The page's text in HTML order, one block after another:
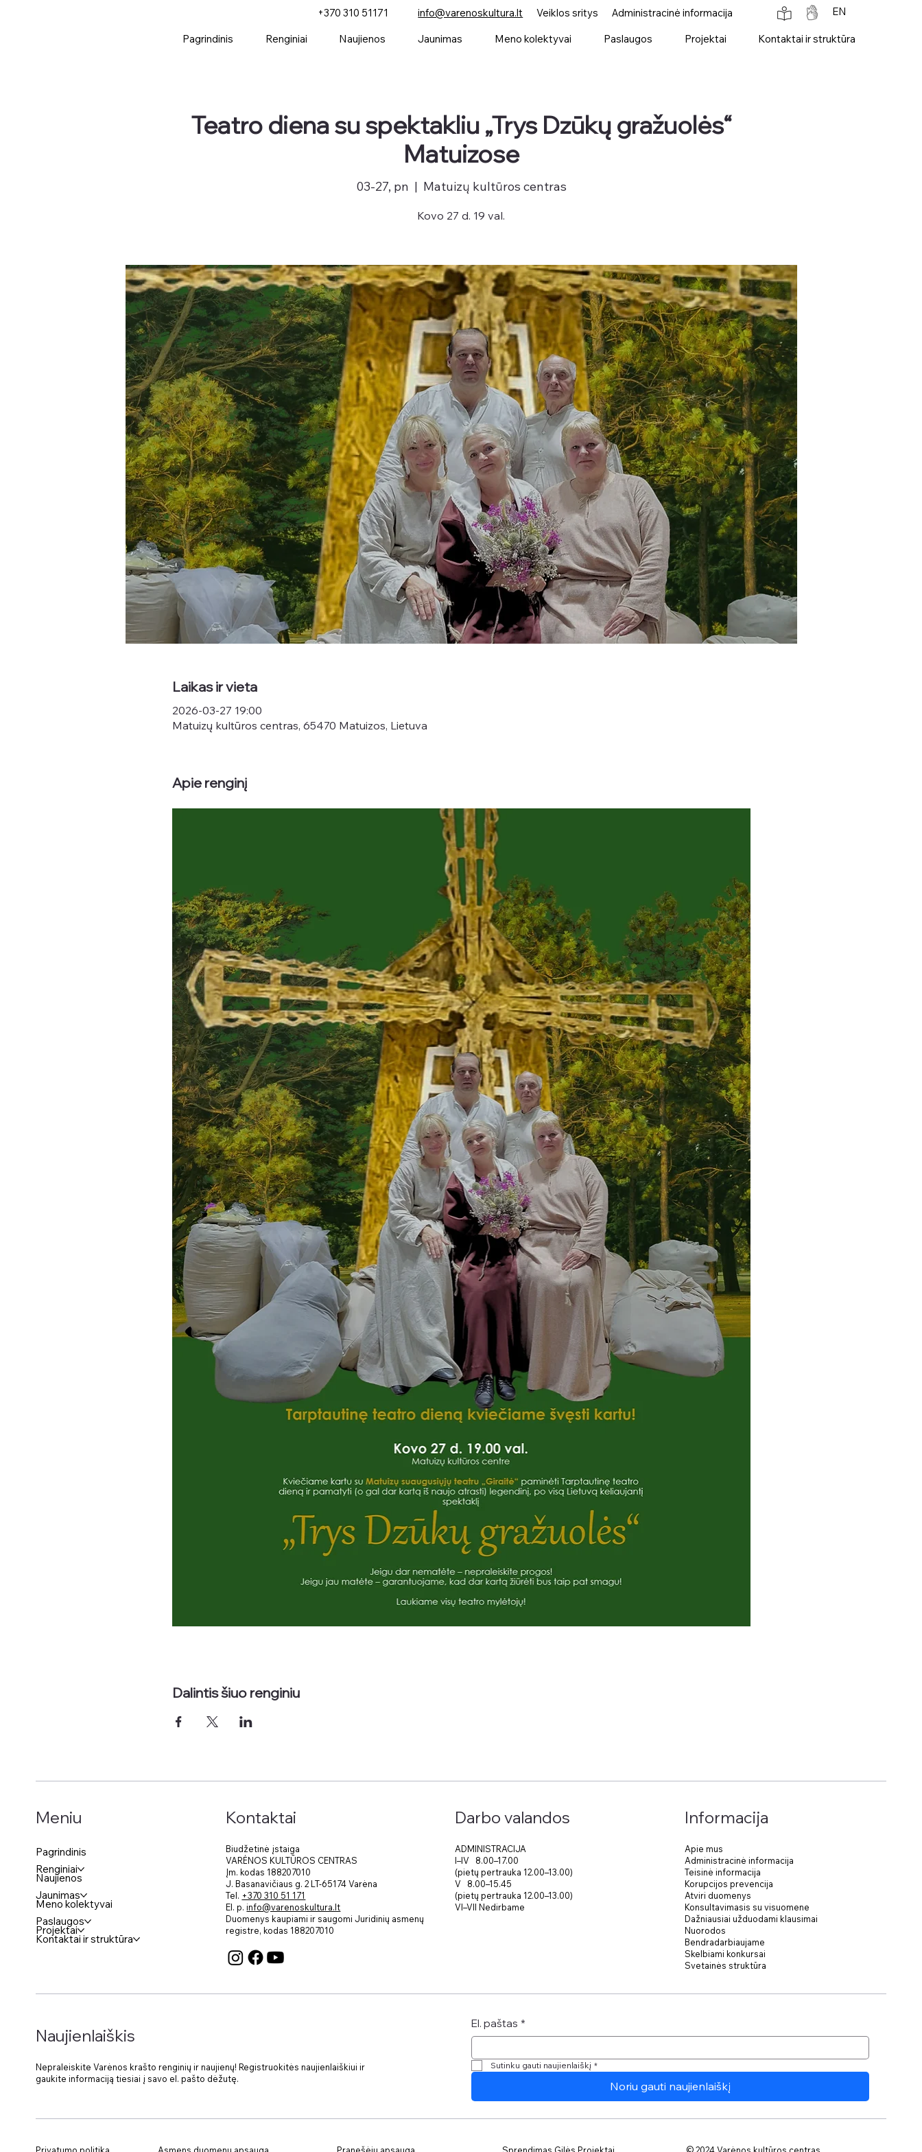
+370 310 51171 info@varenoskultura.lt Veiklos sritys Administracinė informacija EN
Pagrindinis Renginiai Naujienos Jaunimas Meno kolektyvai Paslaugos Projektai Kontaktai ir struktūra
Teatro diena su spektakliu „Trys Dzūkų gražuolės“
Matuizose
03-27, pn
  |
Matuizų kultūros centras
Kovo 27 d. 19 val.
Laikas ir vieta
2026-03-27 19:00
Matuizų kultūros centras, 65470 Matuizos, Lietuva
Apie renginį
Dalintis šiuo renginiu
Meniu
Pagrindinis
Renginiai
Naujienos
Jaunimas
Meno kolektyvai
Paslaugos
Projektai
Kontaktai ir struktūra
Kontaktai
Biudžetinė įstaiga
VARĖNOS KULTŪROS CENTRAS
Įm. kodas 188207010
J. Basanavičiaus g. 2 LT-65174 Varėna
Tel. +370 310 51 171
El. p.info@varenoskultura.lt
Duomenys kaupiami ir saugomi Juridinių asmenų
registre, kodas 188207010
Darbo valandos
ADMINISTRACIJA
I–IV 8.00–17.00
(pietų pertrauka 12.00–13.00)
V 8.00–15.45
(pietų pertrauka 12.00–13.00)
VI–VII Nedirbame
Informacija
Apie mus
Administracinė informacija
Teisinė informacija
Korupcijos prevencija
Atviri duomenys
Konsultavimasis su visuomene
Dažniausiai užduodami klausimai
Nuorodos
Bendradarbiaujame
Skelbiami konkursai
Svetainės struktūra
Naujienlaiškis
Nepraleiskite Varėnos krašto renginių ir naujienų! Registruokitės naujienlaiškiui ir
gaukite informaciją tiesiai į savo el. pašto dėžutę.
El. paštas *
Sutinku gauti naujienlaiškį *
Noriu gauti naujienlaiškį